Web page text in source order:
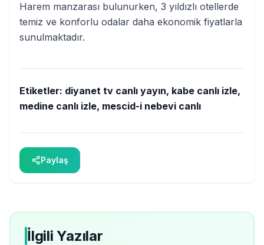
Harem manzarası bulunurken, 3 yıldızlı otellerde
temiz ve konforlu odalar daha ekonomik fiyatlarla
sunulmaktadır.
Etiketler: diyanet tv canlı yayın, kabe canlı izle,
medine canlı izle, mescid-i nebevi canlı
Paylaş
İlgili Yazılar